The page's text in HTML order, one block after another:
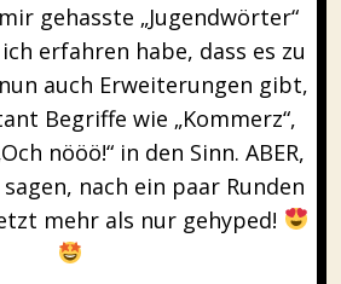
gehasste „Jugendwörter“
erfahren habe, dass es zu
auch Erweiterungen gibt,
Begriffe wie „Kommerz“,
nööö!“ in den Sinn. ABER,
nach ein paar Runden
mehr als nur gehyped!